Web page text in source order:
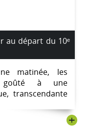
au départ du 10ᵉ
matinée, les
goûté à une
transcendante
+